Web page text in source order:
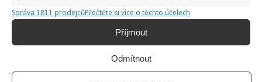
Správa 1811 prodejcůPřečtěte si více o těchto účelech
Příjmout
Odmítnout
univerzity, který je již od malička
velkým kutilem. V podstatě vše, co je
možné najít v j...